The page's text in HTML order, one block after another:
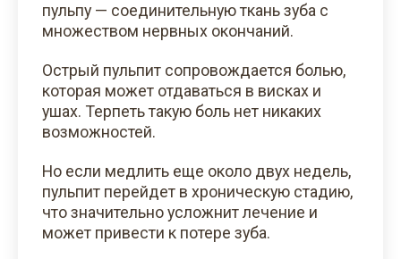
пульпу — соединительную ткань зуба с
множеством нервных окончаний.
Острый пульпит сопровождается болью,
которая может отдаваться в висках и
ушах. Терпеть такую боль нет никаких
возможностей.
Но если медлить еще около двух недель,
пульпит перейдет в хроническую стадию,
что значительно усложнит лечение и
может привести к потере зуба.